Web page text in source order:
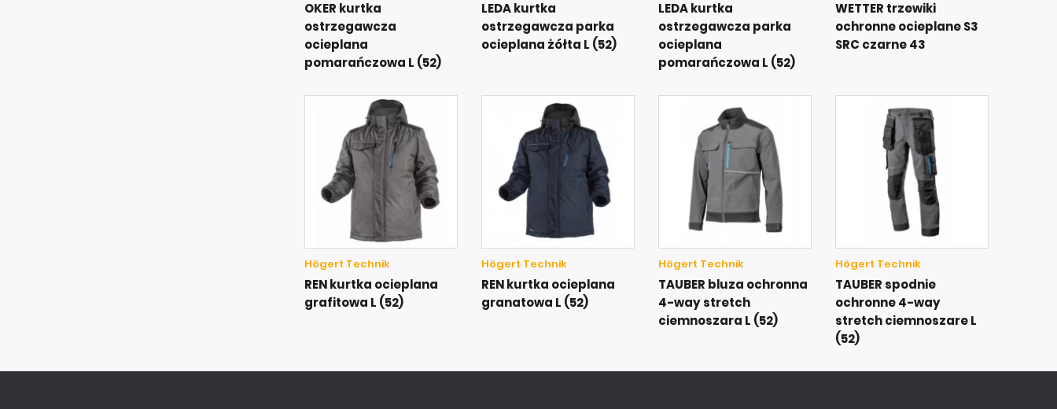
OKER kurtka
ostrzegawcza
ocieplana
pomarańczowa L (52)
LEDA kurtka
ostrzegawcza parka
ocieplana żółta L (52)
LEDA kurtka
ostrzegawcza parka
ocieplana
pomarańczowa L (52)
WETTER trzewiki
ochronne ocieplane S3
SRC czarne 43
Högert Technik
REN kurtka ocieplana
grafitowa L (52)
Högert Technik
REN kurtka ocieplana
granatowa L (52)
Högert Technik
TAUBER bluza ochronna
4-way stretch
ciemnoszara L (52)
Högert Technik
TAUBER spodnie
ochronne 4-way
stretch ciemnoszare L
(52)